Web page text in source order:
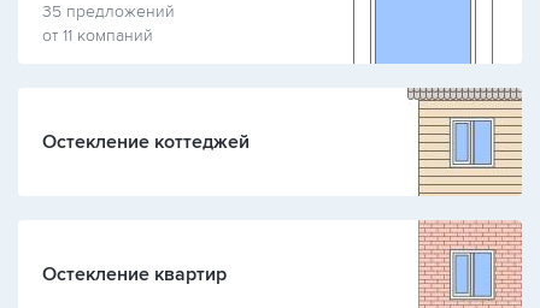
35 предложений
от 11 компаний
Остекление коттеджей
Остекление квартир